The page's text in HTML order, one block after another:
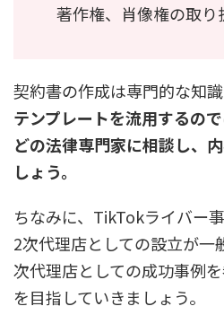
著作権、肖像権の取り
契約書の作成は専門的な知識
テンプレートを流用するの
どの法律専門家に相談し、
しょ う。
ちなみに、TikTokライバー
2次代理店としての設立が一
次代理店としての成功事例
を目指していきましょう。